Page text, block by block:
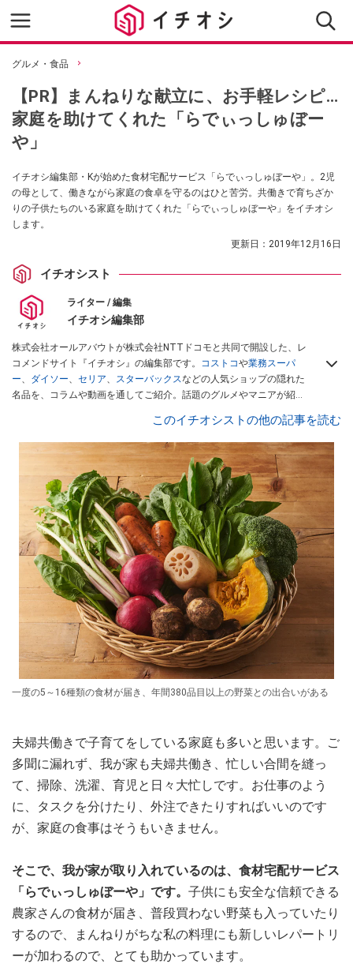
グルメ・食品
【PR】まんねりな献立に、お手軽レシピ…
家庭を助けてくれた「らでぃっしゅぼー
や」
イチオシ編集部・Kが始めた食材宅配サービス「らでぃっしゅぼーや」。2児
の母として、働きながら家庭の食卓を守るのはひと苦労。共働きで育ちざか
りの子供たちのいる家庭を助けてくれた「らでぃっしゅぼーや」をイチオシ
します。
更新日： 2019年12月16日
イチオシスト
ライター / 編集
イチオシ編集部
株式会社オールアバウトが株式会社NTTドコモと共同で開設した、レ
コメンドサイト『イチオシ』の編集部です。 コストコや業務スーパ
ー、 ダイソー、 セリア、 スターバックスなどの人気ショップの隠れた
名品を、コラムや動画を通してご紹介。話題のグルメやマニアが紹介
インフルエンサーが実際に使用してレビューしています。毎日トレン
ド情報をお届けしているので、ぜひGoogleニュースでフォローしてく
このイチオシストの他の記事を読む
一度の5～16種類の食材が届き、年間380品目以上の野菜との出合いがある
夫婦共働きで子育てをしている家庭も多いと思います。ご
多聞に漏れず、我が家も夫婦共働き、忙しい合間を縫っ
て、掃除、洗濯、育児と日々大忙しです。お仕事のよう
に、タスクを分けたり、外注できたりすればいいのです
が、家庭の食事はそうもいきません。
そこで、我が家が取り入れているのは、食材宅配サービス
「らでぃっしゅぼーや」です。 子供にも安全な信頼できる
農家さんの食材が届き、普段買わない野菜も入っていたり
するので、まんねりがちな私の料理にも新しいレパートリ
ーが加わるので、とても助かっています。